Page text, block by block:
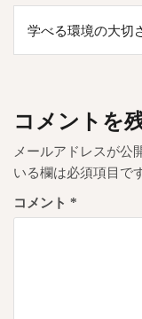
投
稿
ビ
ゲ
ー
シ
ョ
学べる環境の大切
コメントを
メールアドレスが公
いる欄は必須項目で
コメント *